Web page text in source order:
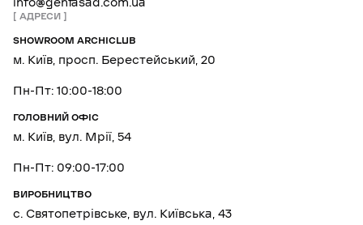
АДРЕСИ
SHOWROOM ARCHICLUB
м. Київ, просп. Берестейський, 20
Пн-Пт: 10:00-18:00
ГОЛОВНИЙ ОФІС
м. Київ, вул. Мрії, 54
Пн-Пт: 09:00-17:00
ВИРОБНИЦТВО
с. Святопетрівське, вул. Київська, 43